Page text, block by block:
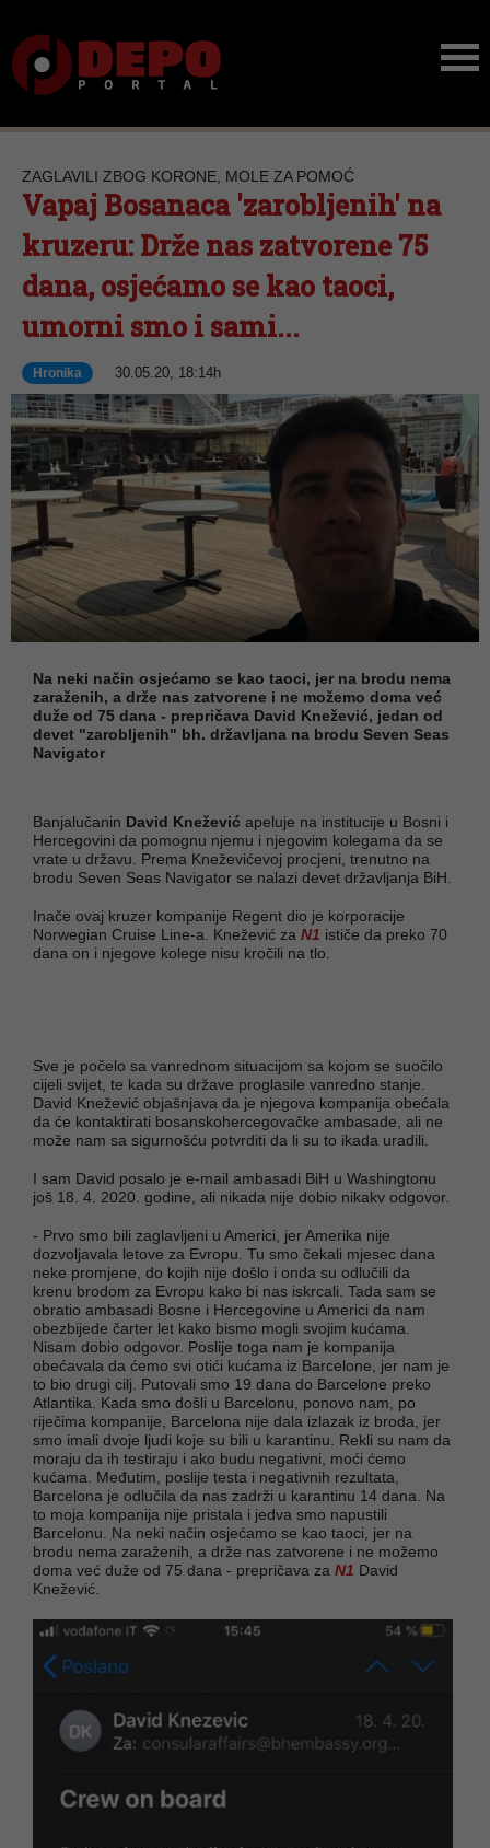
ZAGLAVILI ZBOG KORONE, MOLE ZA POMOĆ
Vapaj Bosanaca 'zarobljenih' na
kruzeru: Drže nas zatvorene 75
dana, osjećamo se kao taoci,
umorni smo i sami...
Hronika 30.05.20, 18:14h
Na neki način osjećamo se kao taoci, jer na brodu nema
zaraženih, a drže nas zatvorene i ne možemo doma već
duže od 75 dana - prepričava David Knežević, jedan od
devet "zarobljenih" bh. državljana na brodu Seven Seas
Navigator
Banjalučanin David Knežević apeluje na institucije u Bosni i
Hercegovini da pomognu njemu i njegovim kolegama da se
vrate u državu. Prema Kneževićevoj procjeni, trenutno na
brodu Seven Seas Navigator se nalazi devet državljanja BiH.
Inače ovaj kruzer kompanije Regent dio je korporacije
Norwegian Cruise Line-a. Knežević za N1 ističe da preko 70
dana on i njegove kolege nisu kročili na tlo.
Sve je počelo sa vanrednom situacijom sa kojom se suočilo
cijeli svijet, te kada su države proglasile vanredno stanje.
David Knežević objašnjava da je njegova kompanija obećala
da će kontaktirati bosanskohercegovačke ambasade, ali ne
može nam sa sigurnošću potvrditi da li su to ikada uradili.
I sam David posalo je e-mail ambasadi BiH u Washingtonu
još 18. 4. 2020. godine, ali nikada nije dobio nikakv odgovor.
- Prvo smo bili zaglavljeni u Americi, jer Amerika nije
dozvoljavala letove za Evropu. Tu smo čekali mjesec dana
neke promjene, do kojih nije došlo i onda su odlučili da
krenu brodom za Evropu kako bi nas iskrcali. Tada sam se
obratio ambasadi Bosne i Hercegovine u Americi da nam
obezbijede čarter let kako bismo mogli svojim kućama.
Nisam dobio odgovor. Poslije toga nam je kompanija
obećavala da ćemo svi otići kućama iz Barcelone, jer nam je
to bio drugi cilj. Putovali smo 19 dana do Barcelone preko
Atlantika. Kada smo došli u Barcelonu, ponovo nam, po
riječima kompanije, Barcelona nije dala izlazak iz broda, jer
smo imali dvoje ljudi koje su bili u karantinu. Rekli su nam da
moraju da ih testiraju i ako budu negativni, moći ćemo
kućama. Međutim, poslije testa i negativnih rezultata,
Barcelona je odlučila da nas zadrži u karantinu 14 dana. Na
to moja kompanija nije pristala i jedva smo napustili
Barcelonu. Na neki način osjećamo se kao taoci, jer na
brodu nema zaraženih, a drže nas zatvorene i ne možemo
doma već duže od 75 dana - prepričava za N1 David
Knežević.